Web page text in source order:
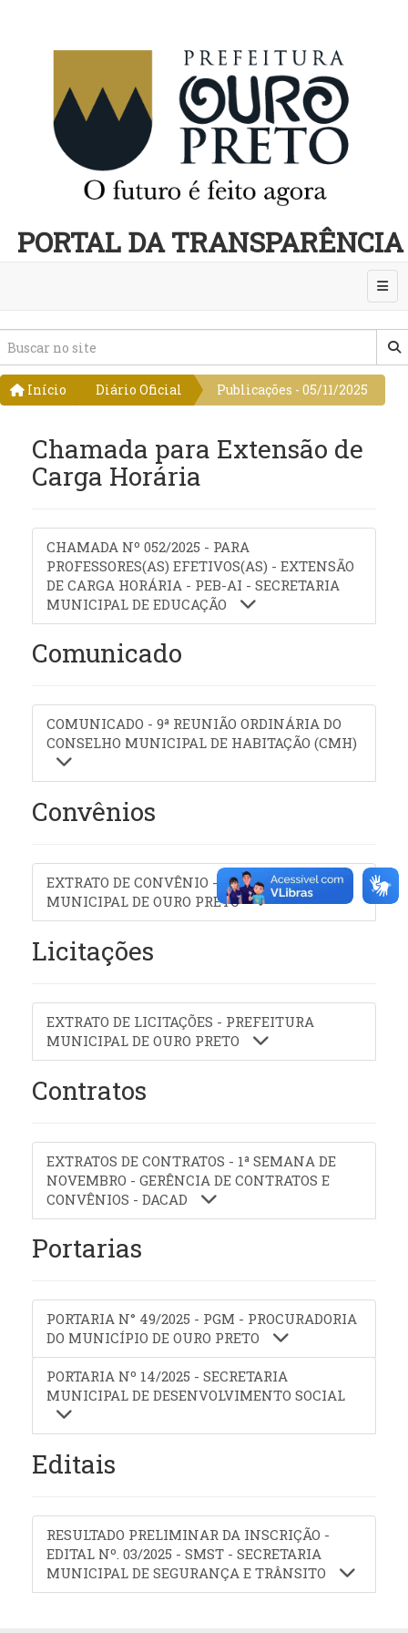
PORTAL DA TRANSPARÊNCIA
Início Diário Oficial Publicações - 05/11/2025
Chamada para Extensão de
Carga Horária
CHAMADA Nº 052/2025 - PARA
PROFESSORES(AS) EFETIVOS(AS) - EXTENSÃO
DE CARGA HORÁRIA - PEB-AI - SECRETARIA
MUNICIPAL DE EDUCAÇÃO
Comunicado
COMUNICADO - 9ª REUNIÃO ORDINÁRIA DO
CONSELHO MUNICIPAL DE HABITAÇÃO (CMH)
Convênios
EXTRATO DE CONVÊNIO - PREFEITURA
MUNICIPAL DE OURO PRETO
Licitações
EXTRATO DE LICITAÇÕES - PREFEITURA
MUNICIPAL DE OURO PRETO
Contratos
EXTRATOS DE CONTRATOS - 1ª SEMANA DE
NOVEMBRO - GERÊNCIA DE CONTRATOS E
CONVÊNIOS - DACAD
Portarias
PORTARIA N° 49/2025 - PGM - PROCURADORIA
DO MUNICÍPIO DE OURO PRETO
PORTARIA Nº 14/2025 - SECRETARIA
MUNICIPAL DE DESENVOLVIMENTO SOCIAL
Editais
RESULTADO PRELIMINAR DA INSCRIÇÃO -
EDITAL Nº. 03/2025 - SMST - SECRETARIA
MUNICIPAL DE SEGURANÇA E TRÂNSITO